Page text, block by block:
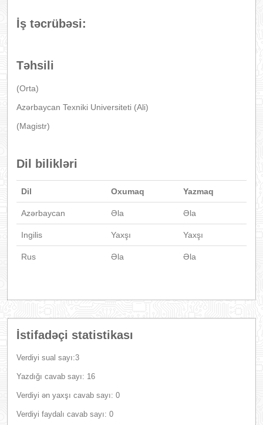
İş təcrübəsi:
Təhsili
(Orta)
Azərbaycan Texniki Universiteti (Ali)
(Magistr)
Dil bilikləri
Dil Oxumaq Yazmaq
Azərbaycan Əla Əla
Ingilis Yaxşı Yaxşı
Rus Əla Əla
İstifadəçi statistikası
Verdiyi sual sayı:3
Yazdığı cavab sayı: 16
Verdiyi ən yaxşı cavab sayı: 0
Verdiyi faydalı cavab sayı: 0